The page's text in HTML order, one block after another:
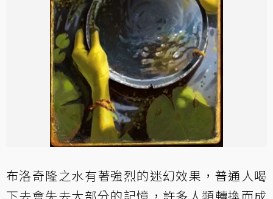
布洛奇隆之水有著強烈的迷幻效果，普通人喝